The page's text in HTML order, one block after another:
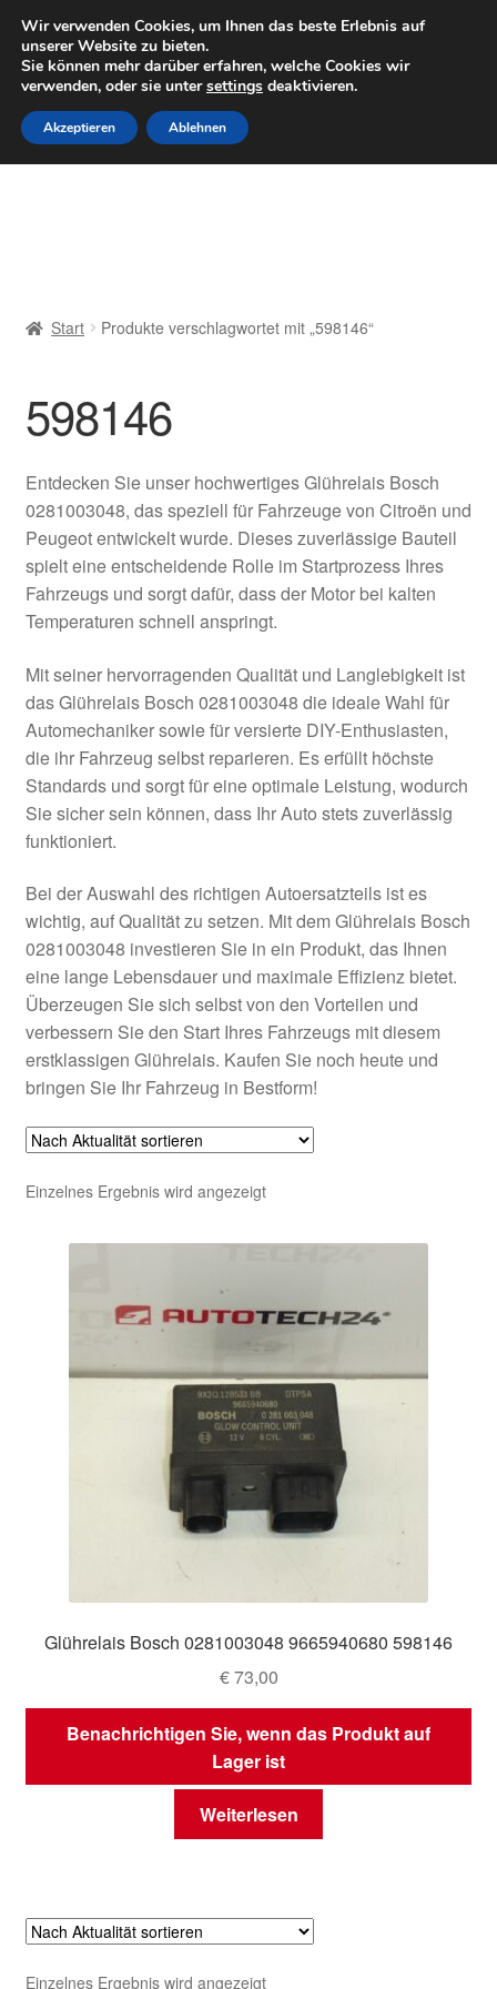
LIEFERUNG ab 6 EUR
Mo–Fr 9–16 Uhr · 0175 7465658
Zur
Navigation
springen
Zum
Inhalt
springen
Datenschutz-Bestimmungen
Impressum
Kasse
Kontakt
Mein Konto
Über uns
Warenkorb
Weltweiter Versand
Zahlungen
Start Produkte verschlagwortet mit „598146“
598146
Entdecken Sie unser hochwertiges Glührelais Bosch
0281003048, das speziell für Fahrzeuge von Citroën und
Peugeot entwickelt wurde. Dieses zuverlässige Bauteil
spielt eine entscheidende Rolle im Startprozess Ihres
Fahrzeugs und sorgt dafür, dass der Motor bei kalten
Temperaturen schnell anspringt.
Mit seiner hervorragenden Qualität und Langlebigkeit ist
das Glührelais Bosch 0281003048 die ideale Wahl für
Automechaniker sowie für versierte DIY-Enthusiasten,
die ihr Fahrzeug selbst reparieren. Es erfüllt höchste
Standards und sorgt für eine optimale Leistung, wodurch
Sie sicher sein können, dass Ihr Auto stets zuverlässig
funktioniert.
Bei der Auswahl des richtigen Autoersatzteils ist es
wichtig, auf Qualität zu setzen. Mit dem Glührelais Bosch
0281003048 investieren Sie in ein Produkt, das Ihnen
eine lange Lebensdauer und maximale Effizienz bietet.
Überzeugen Sie sich selbst von den Vorteilen und
verbessern Sie den Start Ihres Fahrzeugs mit diesem
erstklassigen Glührelais. Kaufen Sie noch heute und
bringen Sie Ihr Fahrzeug in Bestform!
Einzelnes Ergebnis wird angezeigt
Glührelais Bosch 0281003048 9665940680 598146
€73,00
Benachrichtigen Sie, wenn das Produkt auf
Lager ist
Weiterlesen
Einzelnes Ergebnis wird angezeigt
Wir verwenden Cookies, um Ihnen das beste Erlebnis auf
unserer Website zu bieten.
Sie können mehr darüber erfahren, welche Cookies wir
verwenden, oder sie untersettings deaktivieren.
Akzeptieren Ablehnen